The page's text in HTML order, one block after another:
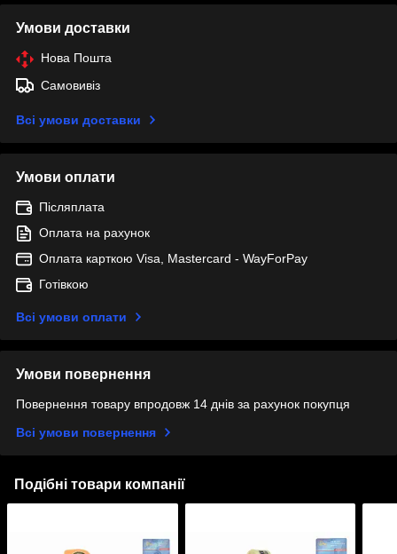
Умови доставки
Нова Пошта
Самовивіз
Всі умови доставки
Умови оплати
Післяплата
Оплата на рахунок
Оплата карткою Visa, Mastercard - WayForPay
Готівкою
Всі умови оплати
Умови повернення
Повернення товару впродовж 14 днів за рахунок покупця
Всі умови повернення
Подібні товари компанії